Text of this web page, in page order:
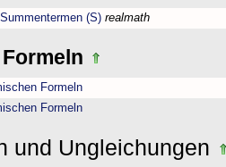
(S) realmath
Formeln
Formeln
und Ungleichungen